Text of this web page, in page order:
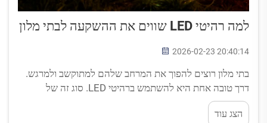
למה רהיטי LED שווים את ההשקעה לבתי מלון
2026-02-23 20:40:14
בתי מלון רוצים להפוך את המרחב שלהם למתוקשב ולמרגש.
דרך טובה אחת היא להשתמש ברהיטי LED. סוג זה של
רהיטים אינו רגיל בלבד, אלא מואר בצלמים רבים! הוא יכול
לשנות לחלוטין את המראה של בית המלון ולהוסיף יותר כיף
הצג עוד